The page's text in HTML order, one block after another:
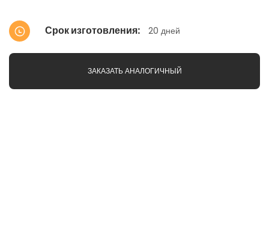
Срок изготовления 20 дней
ЗАКАЗАТЬ АНАЛОГИЧНЫЙ